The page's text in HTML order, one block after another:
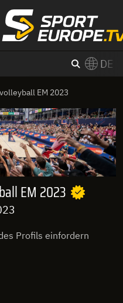
DE
Switch to English?
EM 2023
EM 2023
Profils einfordern